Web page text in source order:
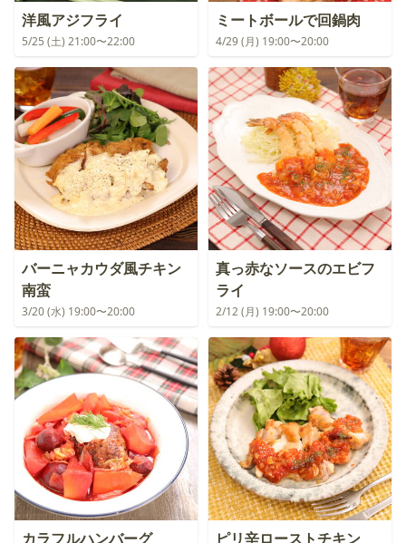
洋風アジフライ
5/25 (土) 21:00〜22:00
ミートボールで回鍋肉
4/29 (月) 19:00〜20:00
バーニャカウダ風チキン
南蛮
3/20 (水) 19:00〜20:00
真っ赤なソースのエビフ
ライ
2/12 (月) 19:00〜20:00
カラフルハンバーグ ピリ辛ローストチキン